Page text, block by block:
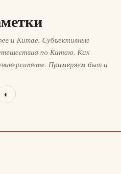
и Китае. Субъективные
по Китаю. Как
Примеряем быт и
◐